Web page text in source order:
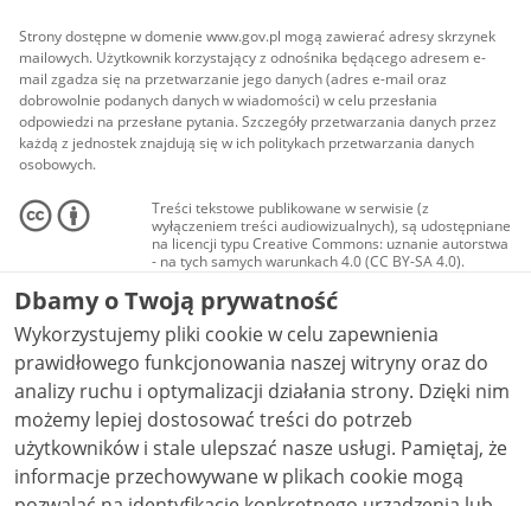
Strony dostępne w domenie www.gov.pl mogą zawierać adresy skrzynek
mailowych. Użytkownik korzystający z odnośnika będącego adresem e-
mail zgadza się na przetwarzanie jego danych (adres e-mail oraz
dobrowolnie podanych danych w wiadomości) w celu przesłania
odpowiedzi na przesłane pytania. Szczegóły przetwarzania danych przez
każdą z jednostek znajdują się w ich politykach przetwarzania danych
osobowych.
Treści tekstowe publikowane w serwisie (z
wyłączeniem treści audiowizualnych), są udostępniane
na licencji typu Creative Commons: uznanie autorstwa
- na tych samych warunkach 4.0 (CC BY-SA 4.0).
Materiały audiowizualne, w tym zdjęcia, materiały
audio i wideo, są udostępniane na licencji typu
Creative Commons: uznanie autorstwa użycie
niekomercyjne - bez utworów zależnych 4.0 (CC BY-
NC-ND 4.0), o ile nie jest to stwierdzone inaczej.
Dbamy o Twoją prywatność
Wykorzystujemy pliki cookie w celu zapewnienia
prawidłowego funkcjonowania naszej witryny oraz do
analizy ruchu i optymalizacji działania strony. Dzięki nim
możemy lepiej dostosować treści do potrzeb
użytkowników i stale ulepszać nasze usługi. Pamiętaj, że
informacje przechowywane w plikach cookie mogą